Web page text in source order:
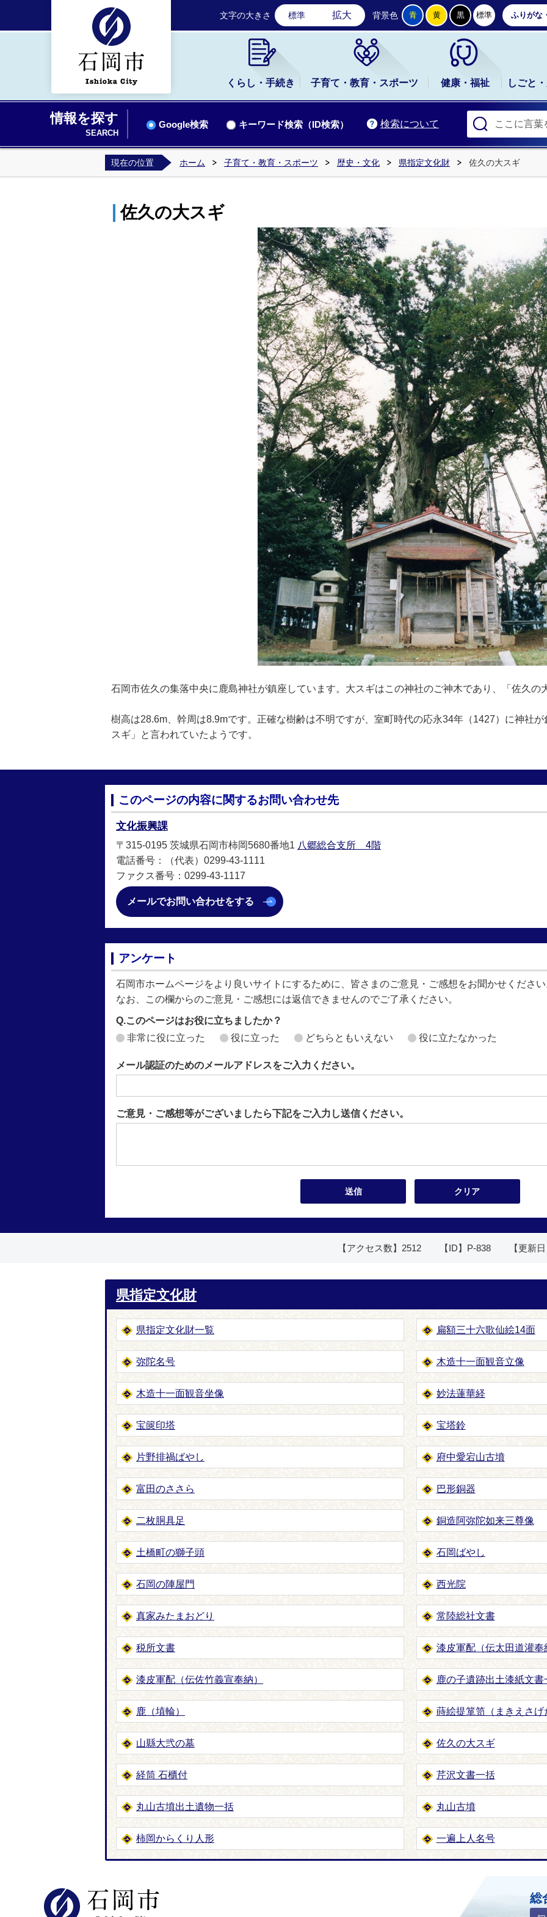
石岡市公式ホームページ
文字の大きさ 標準 拡大 背景色 青 黄 黒 標準 ふりがな
くらし・手続き 子育て・教育・スポーツ 健康・福祉 しごと
情報を探す
SEARCH
検索について
Google検索 キーワード検索（ID検索）
現在の位置 ホーム 子育て・教育・スポーツ 歴史・文化 県指定文化財 佐久の大スギ
佐久の大スギ
石岡市佐久の集落中央に鹿島神社が鎮座しています。大スギはこの神社のご神木であり、「佐久の
樹高は28.6m、幹周は8.9mです。正確な樹齢は不明ですが、室町時代の応永34年（1427）に神社
スギ」と言われていたようです。
このページの内容に関するお問い合わせ先
文化振興課
〒315-0195 茨城県石岡市柿岡5680番地1 八郷総合支所 4階
電話番号：（代表）0299-43-1111
ファクス番号：0299-43-1117
メールでお問い合わせをする
アンケート
石岡市ホームページをより良いサイトにするために、皆さまのご意見・ご感想をお聞かせくださ
なお、この欄からのご意見・ご感想には返信できませんのでご了承ください。
Q.このページはお役に立ちましたか？
非常に役に立った
役に立った どちらともいえない 役に立たなかった
メール認証のためのメールアドレスをご入力ください。
ご意見・ご感想等がございましたら下記をご入力し送信ください。
【アクセス数】 2512 【ID】 P-838 【更新
県指定文化財
県指定文化財一覧 扁額三十六歌仙絵14面
弥陀名号 木造十一面観音立像
木造十一面観音坐像 妙法蓮華経
宝篋印塔 宝塔鈴
片野排禍ばやし 府中愛宕山古墳
富田のささら 巴形銅器
二枚胴具足 銅造阿弥陀如来三尊像
土橋町の獅子頭 石岡ばやし
石岡の陣屋門 西光院
真家みたまおどり 常陸総社文書
税所文書 漆皮軍配（伝太田道灌奉
漆皮軍配（伝佐竹義宣奉納） 鹿の子遺跡出土漆紙文書
鹿（埴輪） 蒔絵提箪笥（まきえさげ
山縣大弐の墓 佐久の大スギ
経筒 石櫃付 芹沢文書一括
丸山古墳出土遺物一括 丸山古墳
柿岡からくり人形 一遍上人名号
総